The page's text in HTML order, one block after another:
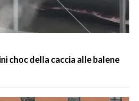
choc della caccia alle balene